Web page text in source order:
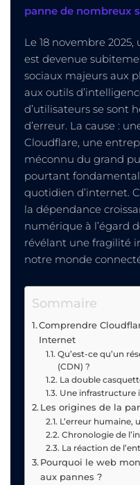
panne de nombreux
Le 18 novembre
est devenue
sociaux majeurs aux
aux outils
d’utilisateurs se sont
d’erreur. La cause :
Cloudflare, une
méconnu du grand
pourtant
quotidien d’internet.
la dépendance
numérique à l’égard
révélant une fragilité
notre monde
Sommaire
Comprendre
Internet
Qu’est-ce qu’un
(CDN) ?
La double
Une infrastructure
Les origines de la
L’erreur humaine,
Chronologie de
La réaction de
Pourquoi le web
aux pannes ?